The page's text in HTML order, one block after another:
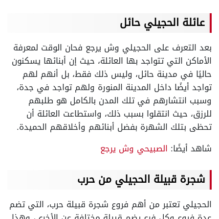
عائلة الحجيلي حائل
بعد التعرف على الحجيلي وش يرجع فحان الوقت لمعرفة
الأماكن التي تتواجد بها العائلة، حيث إن أبنائها يسكنون
حاليًا في مدينة حائل، وليس ذلك فقط، بل أنهم لهم
تواجد أيضًا داخل المدينة المنورة ولهم تواجد في جدة،
وسبب انتشارهم في تلك المدن بالكامل هو طلبهم
للرزق، حيث انتقلوا بسبب ذلك، واستطاعت العائلة أن
تحظى بتلك الشهرة بفضل أبنائهم وأخلاقهم الحميدة.
شاهد أيضًا: الصبيحي وش يرجع
شجرة قبيلة الحجيلي من حرب
الحجيلي تعتبر من أهم فروع شجرة قبيلة حرب، التي تضم